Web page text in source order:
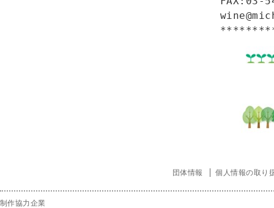
団体情報 個人情報の取り
制作協力企業